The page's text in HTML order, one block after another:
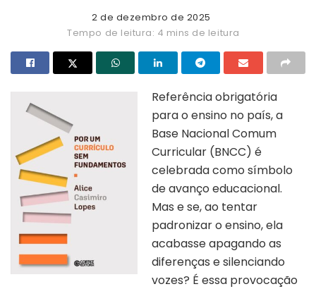
2 de dezembro de 2025
Tempo de leitura: 4 mins de leitura
Referência obrigatória
para o ensino no país, a
Base Nacional Comum
Curricular (BNCC) é
celebrada como símbolo
de avanço educacional.
Mas e se, ao tentar
padronizar o ensino, ela
acabasse apagando as
diferenças e silenciando
vozes? É essa provocação